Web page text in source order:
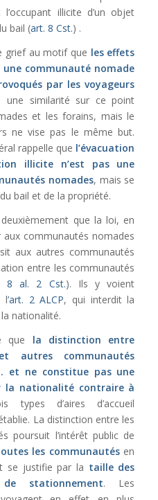
illicite d’un objet
bail (art. 8 Cst.) .
grief au motif que les effets
communauté nomade
par les voyageurs
une similarité sur ce point
et les forains, mais le
ne vise pas le même but.
rappelle que l’évacuation
illicite n’est pas une
nomades, mais se
bail et de la propriété.
que la loi, en
communautés nomades
aux autres communautés
entre les communautés
8 al. 2 Cst.). Ils y voient
l’art. 2 ALCP, qui interdit la
nationalité.
que la distinction entre
autres communautés
et ne constitue pas une
la nationalité contraire à
types d’aires d’accueil
La distinction entre les
poursuit l’intérêt public de
les communautés en
se justifie par la taille des
stationnement. Les